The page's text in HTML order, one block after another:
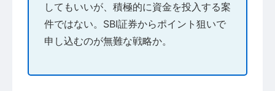
してもいいが、積極的に資金を投入する案
件ではない。SBI証券からポイント狙いで
申し込むのが無難な戦略か。